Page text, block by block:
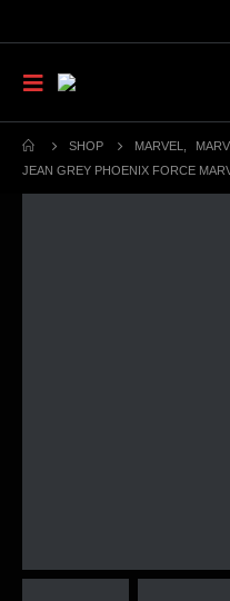
SHOP MARVEL
JEAN GREY PHOENIX FORCE